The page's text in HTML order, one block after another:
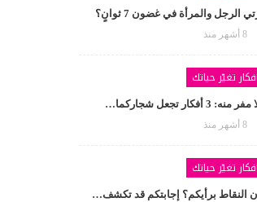
والمرأة في غضون 7 ثوانٍ؟
8 أشهر منذ
تغيّر حياتك
تجعل شجاركما…
8 أشهر منذ
تغيّر حياتك
النقاط برأيكم؟ إجابتكم قد تكشف…